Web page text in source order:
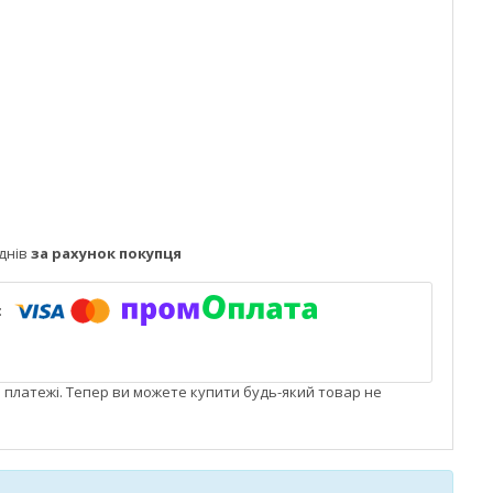
за рахунок покупця
платежі. Тепер ви можете купити будь-який товар не